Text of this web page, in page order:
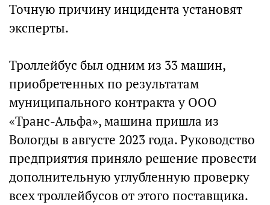
Точную причину инцидента установят
эксперты.
Троллейбус был одним из 33 машин,
приобретенных по результатам
муниципального контракта у ООО
«Транс-Альфа», машина пришла из
Вологды в августе 2023 года. Руководство
предприятия приняло решение провести
дополнительную углубленную проверку
всех троллейбусов от этого поставщика.